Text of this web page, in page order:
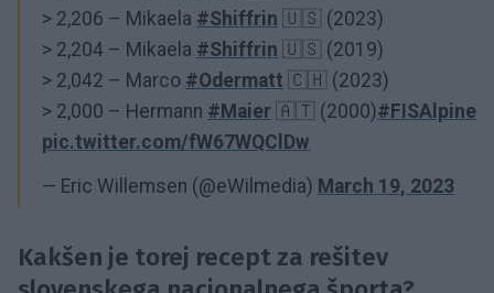
> 2,206 – Mikaela #Shiffrin 🇺🇸 (2023)
> 2,204 – Mikaela #Shiffrin 🇺🇸 (2019)
> 2,042 – Marco #Odermatt 🇨🇭 (2023)
> 2,000 – Hermann #Maier 🇦🇹 (2000)#FISAlpine
pic.twitter.com/fW67WQClDw
— Eric Willemsen (@eWilmedia) March 19, 2023
Kakšen je torej recept za rešitev